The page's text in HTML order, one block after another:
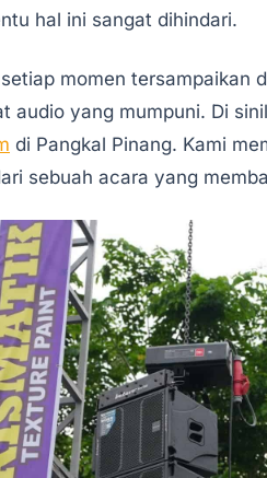
hal ini sangat dihindari.
momen tersampaikan
audio yang mumpuni. Di
di Pangkal Pinang. Kami
sebuah acara yang